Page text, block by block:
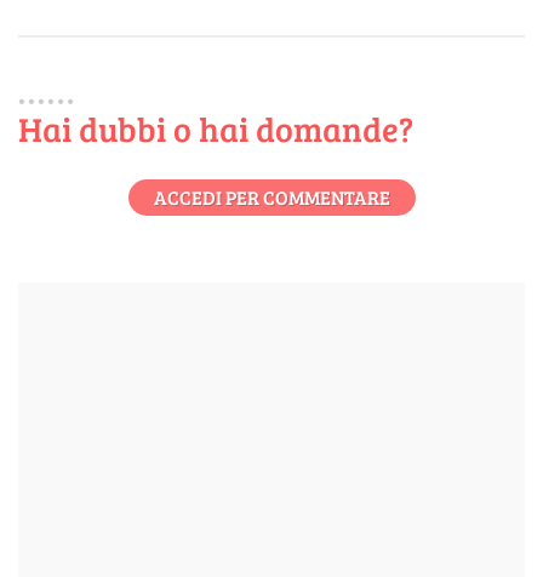
Hai dubbi o hai domande?
ACCEDI PER COMMENTARE